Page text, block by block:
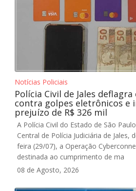
Notícias Policiais
Polícia Civil de Jales
contra golpes eletrônicos e
prejuízo de R$ 326 mil
A Polícia Civil do Estado de São
Central de Polícia Judiciária de Jales,
feira (29/07), a Operação
destinada ao cumprimento de ma
08 de Agosto, 2026